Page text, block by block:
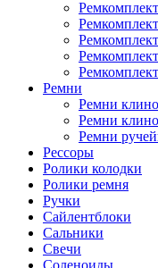
Ремни
Ремни
Ремни
Ремни
Рессоры
Ролики колодки
Ролики ремня
Ручки
Сайлентблоки
Сальники
Свечи
Соленоиды